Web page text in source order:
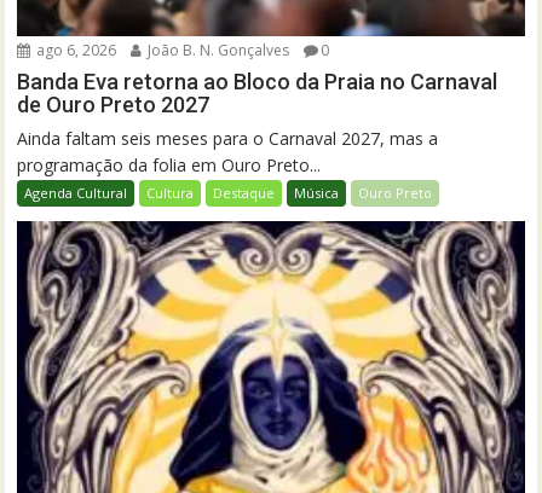
ago 6, 2026 João B. N. Gonçalves 0
Banda Eva retorna ao Bloco da Praia no Carnaval
de Ouro Preto 2027
Ainda faltam seis meses para o Carnaval 2027, mas a
programação da folia em Ouro Preto...
Agenda Cultural Cultura Destaque Música Ouro Preto